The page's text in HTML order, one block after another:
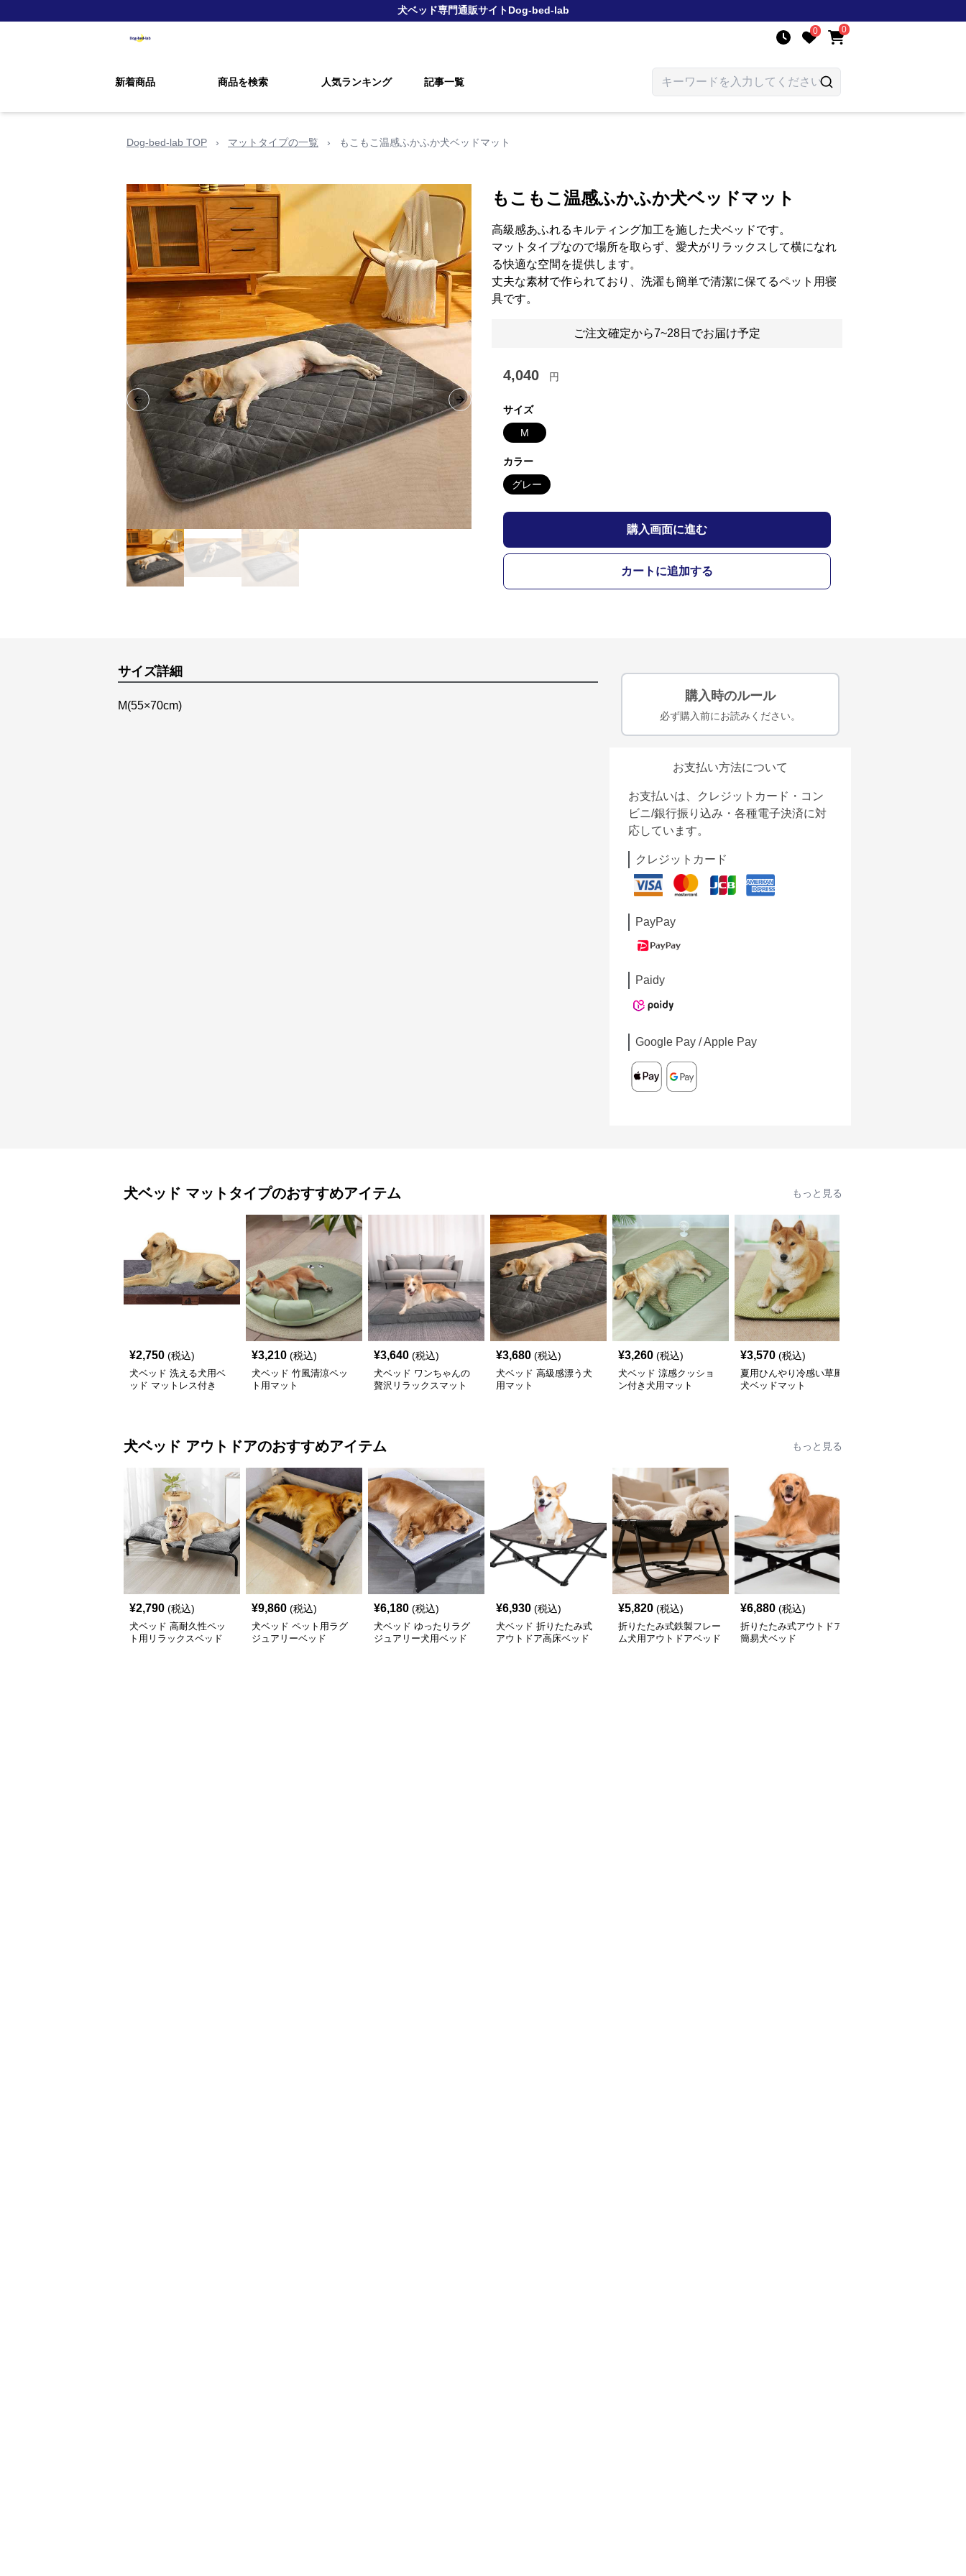
犬ベッド専門通販サイトDog-bed-lab
0 0
新着商品 商品を検索 人気ランキング 記事一覧
Dog-bed-lab TOP › マットタイプの一覧 › もこもこ温感ふかふか犬ベッドマット
Previous slide Next slide
もこもこ温感ふかふか犬ベッドマット
高級感あふれるキルティング加工を施した犬ベッドです。
マットタイプなので場所を取らず、愛犬がリラックスして横になれ
る快適な空間を提供します。
丈夫な素材で作られており、洗濯も簡単で清潔に保てるペット用寝
具です。
ご注文確定から7~28日でお届け予定
4,040 円
サイズ
M
カラー
グレー
購入画面に進む
カートに追加する
サイズ詳細
M(55×70cm)
購入時のルール
必ず購入前にお読みください。
お支払い方法について
お支払いは、クレジットカード・コン
ビニ/銀行振り込み・各種電子決済に対
応しています。
クレジットカード
PayPay
Paidy
Google Pay / Apple Pay
犬ベッド マットタイプのおすすめアイテム もっと見る
¥2,750 (税込)
犬ベッド 洗える犬用ベ
ッド マットレス付き
¥3,210 (税込)
犬ベッド 竹風清涼ペッ
ト用マット
¥3,640 (税込)
犬ベッド ワンちゃんの
贅沢リラックスマット
¥3,680 (税込)
犬ベッド 高級感漂う犬
用マット
¥3,260 (税込)
犬ベッド 涼感クッショ
ン付き犬用マット
¥3,570 (税込)
夏用ひんやり冷感い草風
犬ベッドマット
犬ベッド アウトドアのおすすめアイテム もっと見る
¥2,790 (税込)
犬ベッド 高耐久性ペッ
ト用リラックスベッド
¥9,860 (税込)
犬ベッド ペット用ラグ
ジュアリーベッド
¥6,180 (税込)
犬ベッド ゆったりラグ
ジュアリー犬用ベッド
¥6,930 (税込)
犬ベッド 折りたたみ式
アウトドア高床ベッド
¥5,820 (税込)
折りたたみ式鉄製フレー
ム犬用アウトドアベッド
¥6,880 (税込)
折りたたみ式アウトドア
簡易犬ベッド